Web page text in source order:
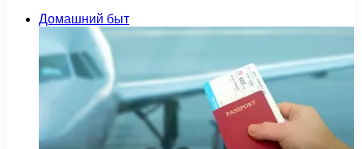
Домашний быт